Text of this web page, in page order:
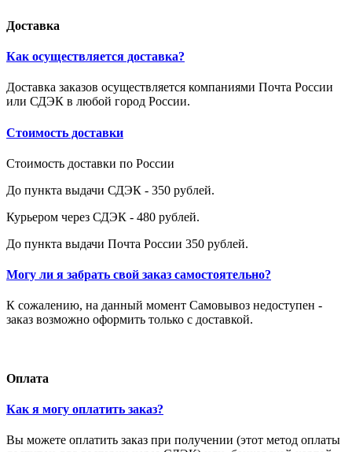
Доставка
Как осуществляется доставка?
Доставка заказов осуществляется компаниями Почта России
или СДЭК в любой город России.
Стоимость доставки
Стоимость доставки по России
До пункта выдачи СДЭК - 350 рублей.
Курьером через СДЭК - 480 рублей.
До пункта выдачи Почта России 350 рублей.
Могу ли я забрать свой заказ самостоятельно?
К сожалению, на данный момент Самовывоз недоступен -
заказ возможно оформить только с доставкой.
Оплата
Как я могу оплатить заказ?
Вы можете оплатить заказ при получении (этот метод оплаты